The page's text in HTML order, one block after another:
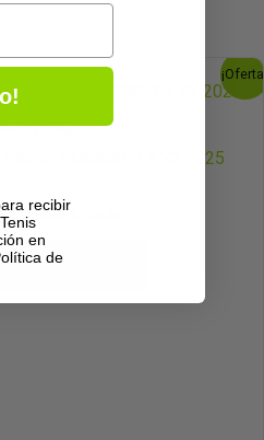
¡Oferta!
Friday
COMBAT 7.1 V2 2025
€
El
era:
119,95
El
es:
al carrito
recibir
en
de